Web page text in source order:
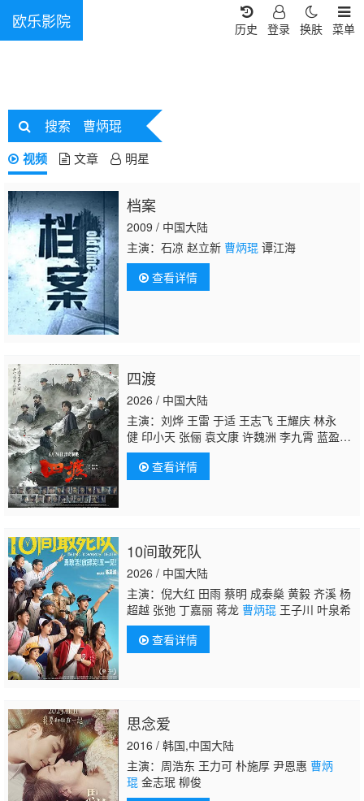
欧乐影院 菜单
换肤
登录
历史
搜索 曹炳琨
视频 文章 明星
档案
2009 / 中国大陆
主演：石凉 赵立新 曹炳琨谭江海
查看详情
四渡
2026 / 中国大陆
主演：刘烨 王雷 于适 王志飞 王耀庆 林永
健 印小天 张俪 袁文康 许魏洲 李九霄 蓝盈
莹曹炳琨王雨甜 王天辰 谷嘉诚 李健 高戈 夏
子轩 曹靖时 郭子凡 释小龙 李岷城 吴樾 赵
达 谭凯 熊梓淇 李文玲 李晨 梁大维 潘斌龙 于
查看详情
10间敢死队
2026 / 中国大陆
主演：倪大红 田雨 蔡明 成泰燊 黄毅 齐溪 杨
超越 张弛 丁嘉丽 蒋龙 曹炳琨 王子川 叶泉希
查看详情
思念爱
2016 / 韩国,中国大陆
主演：周浩东 王力可 朴施厚 尹恩惠 曹炳
琨金志珉 柳俊